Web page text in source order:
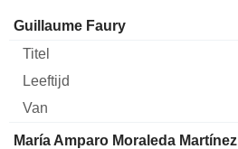
Bestuurder Titel
Guillaume Faury
María Amparo Moraleda Martínez